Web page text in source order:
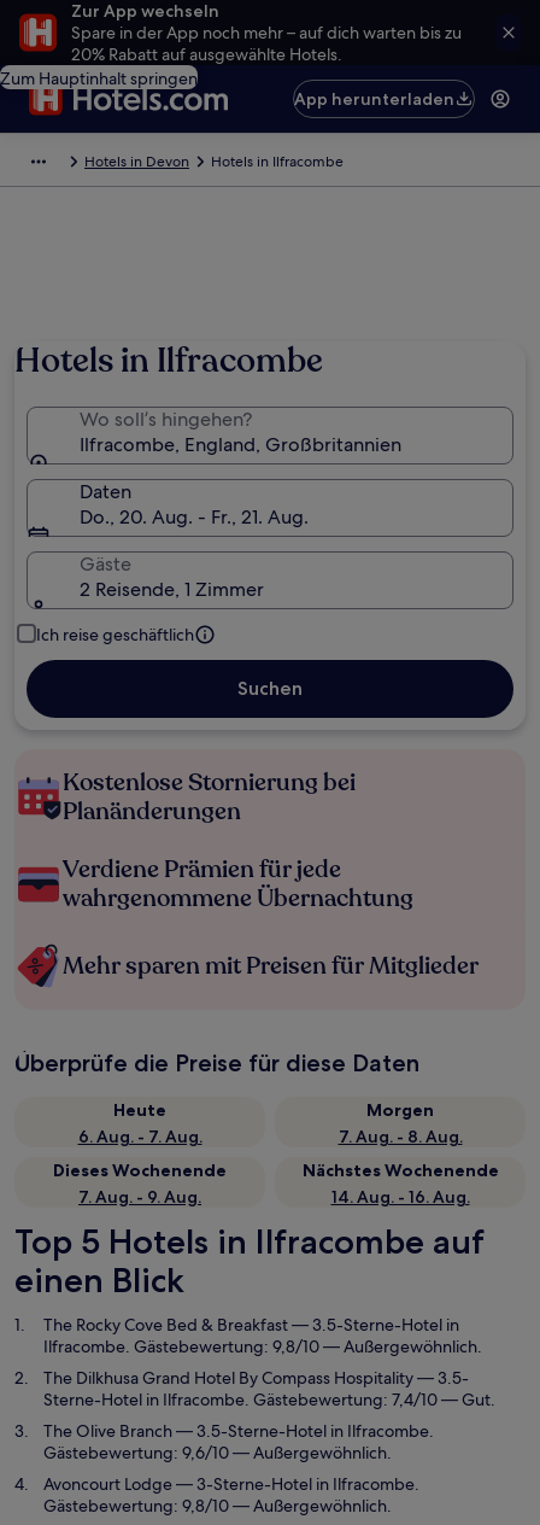
Zur App wechseln
Spare in der App noch mehr – auf dich warten bis zu
20% Rabatt auf ausgewählte Hotels.
Zum Hauptinhalt springen
App herunterladen
Hotels in Devon Hotels in Ilfracombe
Hotels in Ilfracombe
Wo soll’s hingehen?
Ilfracombe, England, Großbritannien
Daten
Do., 20. Aug. - Fr., 21. Aug.
Gäste
2 Reisende, 1 Zimmer
Ich reise geschäftlich
Suchen
Kostenlose Stornierung bei
Planänderungen
Verdiene Prämien für jede
wahrgenommene Übernachtung
Mehr sparen mit Preisen für Mitglieder
Überprüfe die Preise für diese Daten
Heute
6. Aug. - 7. Aug.
Morgen
7. Aug. - 8. Aug.
Dieses Wochenende
7. Aug. - 9. Aug.
Nächstes Wochenende
14. Aug. - 16. Aug.
Top 5 Hotels in Ilfracombe auf
einen Blick
The Rocky Cove Bed & Breakfast— 3.5-Sterne-Hotel in
Ilfracombe. Gästebewertung: 9,8/10 — Außergewöhnlich.
The Dilkhusa Grand Hotel By Compass Hospitality— 3.5-
Sterne-Hotel in Ilfracombe. Gästebewertung: 7,4/10 — Gut.
The Olive Branch— 3.5-Sterne-Hotel in Ilfracombe.
Gästebewertung: 9,6/10 — Außergewöhnlich.
Avoncourt Lodge— 3-Sterne-Hotel in Ilfracombe.
Gästebewertung: 9,8/10 — Außergewöhnlich.